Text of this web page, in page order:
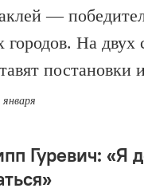
—
городов. На двух
постановки
Гуревич: «Я